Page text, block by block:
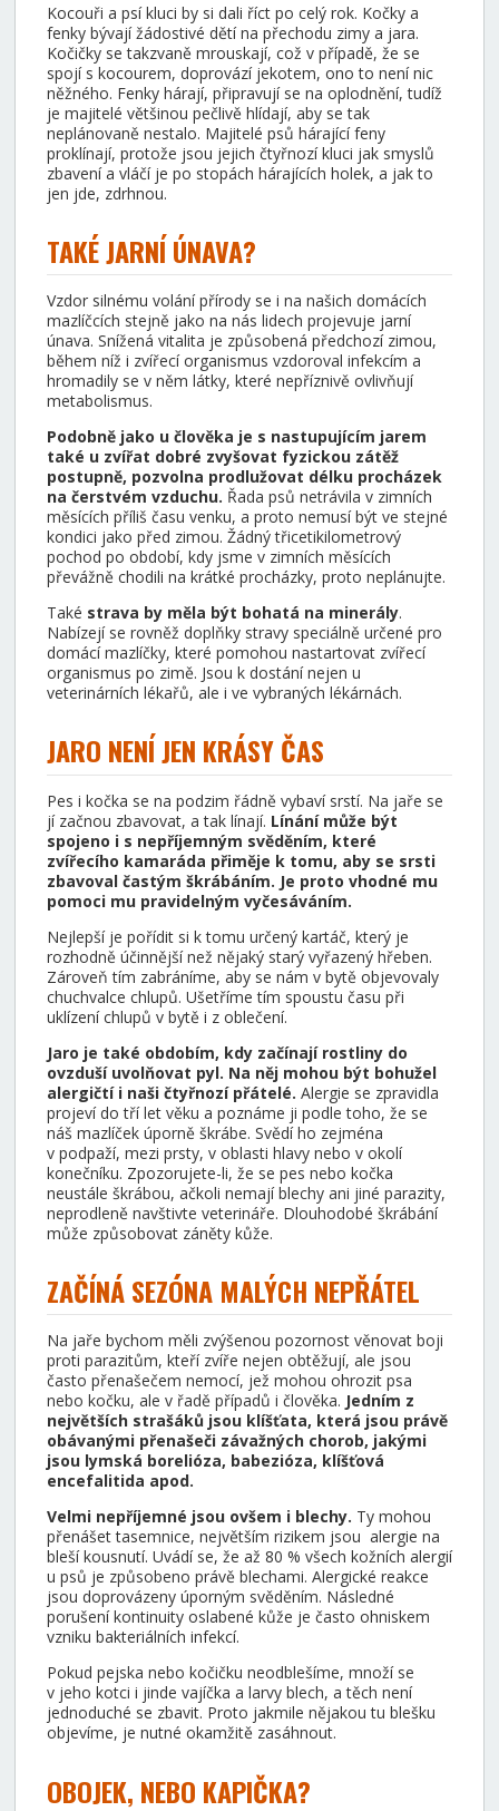
Kocouři a psí kluci by si dali říct po celý rok. Kočky a
fenky bývají žádostivé dětí na přechodu zimy a jara.
Kočičky se takzvaně mrouskají, což v případě, že se
spojí s kocourem, doprovází jekotem, ono to není nic
něžného. Fenky hárají, připravují se na oplodnění, tudíž
je majitelé většinou pečlivě hlídají, aby se tak
neplánovaně nestalo. Majitelé psů hárající feny
proklínají, protože jsou jejich čtyřnozí kluci jak smyslů
zbavení a vláčí je po stopách hárajících holek, a jak to
jen jde, zdrhnou.
TAKÉ JARNÍ ÚNAVA?
Vzdor silnému volání přírody se i na našich domácích
mazlíčcích stejně jako na nás lidech projevuje jarní
únava. Snížená vitalita je způsobená předchozí zimou,
během níž i zvířecí organismus vzdoroval infekcím a
hromadily se v něm látky, které nepříznivě ovlivňují
metabolismus.
Podobně jako u člověka je s nastupujícím jarem
také u zvířat dobré zvyšovat fyzickou zátěž
postupně, pozvolna prodlužovat délku procházek
na čerstvém vzduchu. Řada psů netrávila v zimních
měsících příliš času venku, a proto nemusí být ve stejné
kondici jako před zimou. Žádný třicetikilometrový
pochod po období, kdy jsme v zimních měsících
převážně chodili na krátké procházky, proto neplánujte.
Také strava by měla být bohatá na minerály.
Nabízejí se rovněž doplňky stravy speciálně určené pro
domácí mazlíčky, které pomohou nastartovat zvířecí
organismus po zimě. Jsou k dostání nejen u
veterinárních lékařů, ale i ve vybraných lékárnách.
JARO NENÍ JEN KRÁSY ČAS
Pes i kočka se na podzim řádně vybaví srstí. Na jaře se
jí začnou zbavovat, a tak línají. Línání může být
spojeno i s nepříjemným svěděním, které
zvířecího kamaráda přiměje k tomu, aby se srsti
zbavoval častým škrábáním. Je proto vhodné mu
pomoci mu pravidelným vyčesáváním.
Nejlepší je pořídit si k tomu určený kartáč, který je
rozhodně účinnější než nějaký starý vyřazený hřeben.
Zároveň tím zabráníme, aby se nám v bytě objevovaly
chuchvalce chlupů. Ušetříme tím spoustu času při
uklízení chlupů v bytě i z oblečení.
Jaro je také obdobím, kdy začínají rostliny do
ovzduší uvolňovat pyl. Na něj mohou být bohužel
alergičtí i naši čtyřnozí přátelé. Alergie se zpravidla
projeví do tří let věku a poznáme ji podle toho, že se
náš mazlíček úporně škrábe. Svědí ho zejména
v podpaží, mezi prsty, v oblasti hlavy nebo v okolí
konečníku. Zpozorujete-li, že se pes nebo kočka
neustále škrábou, ačkoli nemají blechy ani jiné parazity,
neprodleně navštivte veterináře. Dlouhodobé škrábání
může způsobovat záněty kůže.
ZAČÍNÁ SEZÓNA MALÝCH NEPŘÁTEL
Na jaře bychom měli zvýšenou pozornost věnovat boji
proti parazitům, kteří zvíře nejen obtěžují, ale jsou
často přenašečem nemocí, jež mohou ohrozit psa
nebo kočku, ale v řadě případů i člověka. Jedním z
největších strašáků jsou klíšťata, která jsou právě
obávanými přenašeči závažných chorob, jakými
jsou lymská borelióza, babezióza, klíšťová
encefalitida apod.
Velmi nepříjemné jsou ovšem i blechy. Ty mohou
přenášet tasemnice, největším rizikem jsou alergie na
bleší kousnutí. Uvádí se, že až 80 % všech kožních alergií
u psů je způsobeno právě blechami. Alergické reakce
jsou doprovázeny úporným svěděním. Následné
porušení kontinuity oslabené kůže je často ohniskem
vzniku bakteriálních infekcí.
Pokud pejska nebo kočičku neodblešíme, množí se
v jeho kotci i jinde vajíčka a larvy blech, a těch není
jednoduché se zbavit. Proto jakmile nějakou tu blešku
objevíme, je nutné okamžitě zasáhnout.
OBOJEK, NEBO KAPIČKA?